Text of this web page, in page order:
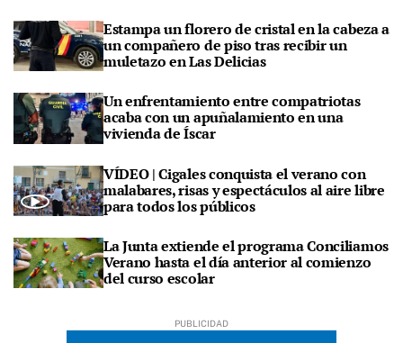
Estampa un florero de cristal en la cabeza a
un compañero de piso tras recibir un
muletazo en Las Delicias
Un enfrentamiento entre compatriotas
acaba con un apuñalamiento en una
vivienda de Íscar
VÍDEO | Cigales conquista el verano con
malabares, risas y espectáculos al aire libre
para todos los públicos
La Junta extiende el programa Conciliamos
Verano hasta el día anterior al comienzo
del curso escolar